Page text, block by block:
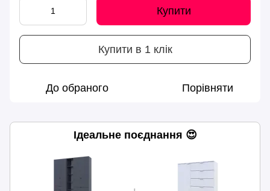
Купити
Купити в 1 клік
До обраного Порівняти
Ідеальне поєднання 😍